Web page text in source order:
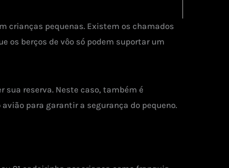
crianças pequenas. Existem os chamados
os berços de vôo só podem suportar um
sua reserva. Neste caso, também é
para garantir a segurança do pequeno.